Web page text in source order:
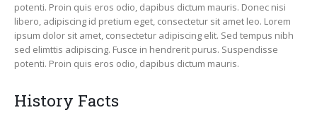
potenti. Proin quis eros odio, dapibus dictum mauris. Donec nisi
libero, adipiscing id pretium eget, consectetur sit amet leo. Lorem
ipsum dolor sit amet, consectetur adipiscing elit. Sed tempus nibh
sed elimttis adipiscing. Fusce in hendrerit purus. Suspendisse
potenti. Proin quis eros odio, dapibus dictum mauris.
History Facts